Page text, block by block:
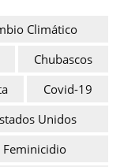
Climático
Chubascos
Covid-19
Unidos
Feminicidio